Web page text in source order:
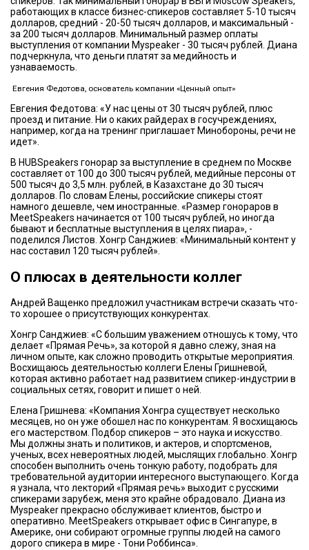
работающих в классе бизнес-спикеров составляет 5-10 тысяч
долларов, средний - 20-50 тысяч долларов, и максимальный -
за 200 тысяч долларов. Минимальный размер оплаты
выступления от компании Myspeaker - 30 тысяч рублей. Диана
подчеркнула, что деньги платят за медийность и
узнаваемость.
Евгения Федотова, основатель компании «Ценный опыт»
Евгения Федотова: «У нас цены от 30 тысяч рублей, плюс
проезд и питание. Ни о каких райдерах в госучреждениях,
например, когда на тренинг приглашает Минобороны, речи не
идет».
В HUBSpeakers гонорар за выступление в среднем по Москве
составляет от 100 до 300 тысяч рублей, медийные персоны от
500 тысяч до 3,5 млн. рублей, в Казахстане до 30 тысяч
долларов. По словам Елены, российские спикеры стоят
намного дешевле, чем иностранные. «Размер гонораров в
MeetSpeakers начинается от 100 тысяч рублей, но иногда
бывают и бесплатные выступления в целях пиара», -
поделился Листов. Хонгр Санджиев: «Минимальный контент у
нас составил 120 тысяч рублей».
О плюсах в деятельности коллег
Андрей Ващенко предложил участникам встречи сказать что-
то хорошее о присутствующих конкурентах.
Хонгр Санджиев: «С большим уважением отношусь к тому, что
делает «Прямая Речь», за которой я давно слежу, зная на
личном опыте, как сложно проводить открытые мероприятия.
Восхищаюсь деятельностью коллеги Елены Гришневой,
которая активно работает над развитием спикер-индустрии в
социальных сетях, говорит и пишет о ней.
Елена Гришнева: «Компания Хонгра существует несколько
месяцев, но он уже обошел нас по конкурентам. Я восхищаюсь
его мастерством. Подбор спикеров – это наука и искусство.
Мы должны знать и политиков, и актеров, и спортсменов,
ученых, всех невероятных людей, мыслящих глобально. Хонгр
способен выполнить очень тонкую работу, подобрать для
требовательной аудитории интересного выступающего. Когда
я узнала, что лекторий «Прямая речь» выходит с русскими
спикерами зарубеж, меня это крайне обрадовало. Диана из
Myspeaker прекрасно обслуживает клиентов, быстро и
оперативно. MeetSpeakers открывает офис в Сингапуре, в
Америке, они собирают огромные группы людей на самого
дорого спикера в мире - Тони Роббинса».